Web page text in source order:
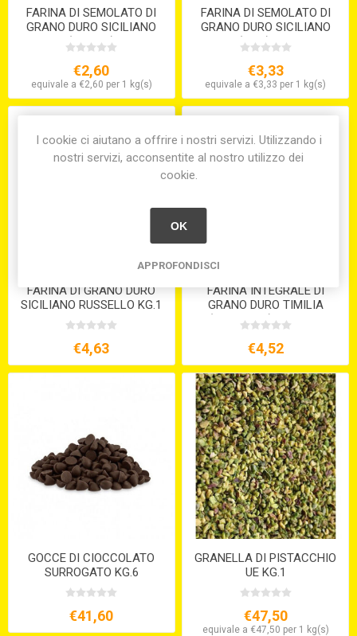
FARINA DI SEMOLATO DI
GRANO DURO SICILIANO
(KG.12,5)
€2,60
equivale a €2,60 per 1 kg(s)
FARINA DI SEMOLATO DI
GRANO DURO SICILIANO
(KG.5) S/V
€3,33
equivale a €3,33 per 1 kg(s)
FARINA DI GRANO DURO
SICILIANO RUSSELLO KG.1
S/V
€4,63
FARINA INTEGRALE DI
GRANO DURO TIMILIA
(TUMMINIA) KG.1 S/V
€4,52
GOCCE DI CIOCCOLATO
SURROGATO KG.6
€41,60
GRANELLA DI PISTACCHIO
UE KG.1
€47,50
equivale a €47,50 per 1 kg(s)
I cookie ci aiutano a offrire i nostri servizi. Utilizzando i
nostri servizi, acconsentite al nostro utilizzo dei
cookie.
OK
APPROFONDISCI